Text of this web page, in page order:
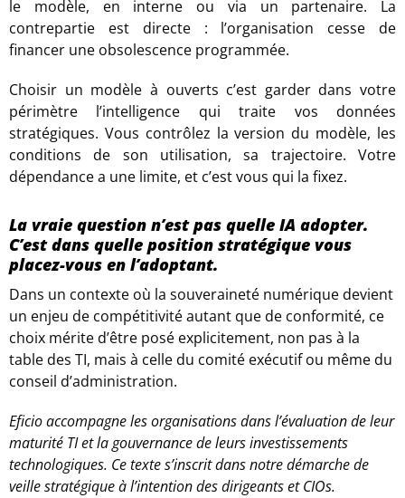
le modèle, en interne ou via un partenaire. La
contrepartie est directe : l’organisation cesse de
financer une obsolescence programmée.
Choisir un modèle à ouverts c’est garder dans votre
périmètre l’intelligence qui traite vos données
stratégiques. Vous contrôlez la version du modèle, les
conditions de son utilisation, sa trajectoire. Votre
dépendance a une limite, et c’est vous qui la fixez.
La vraie question n’est pas quelle IA adopter.
C’est dans quelle position stratégique vous
placez-vous en l’adoptant.
Dans un contexte où la souveraineté numérique devient
un enjeu de compétitivité autant que de conformité, ce
choix mérite d’être posé explicitement, non pas à la
table des TI, mais à celle du comité exécutif ou même du
conseil d’administration.
Eficio accompagne les organisations dans l’évaluation de leur
maturité TI et la gouvernance de leurs investissements
technologiques. Ce texte s’inscrit dans notre démarche de
veille stratégique à l’intention des dirigeants et CIOs.